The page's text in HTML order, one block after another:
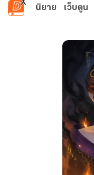
ข้ามไปยังเนื้อหาหลัก
นิยาย เว็บตูน